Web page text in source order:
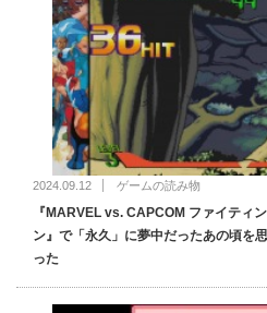
2024.09.12 ゲームの読み物
『MARVEL vs. CAPCOM ファイティ
ン』で「永久」に夢中だったあの頃を
った